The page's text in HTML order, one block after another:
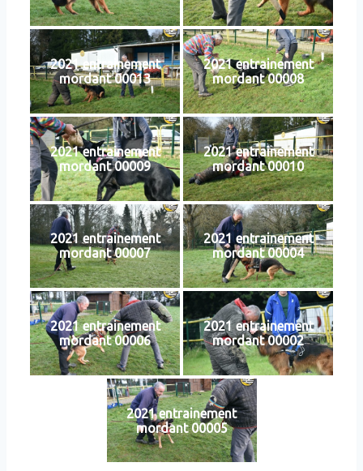
2021 entrainement
mordant 00013
2021 entrainement
mordant 00008
2021 entrainement
mordant 00009
2021 entrainement
mordant 00010
2021 entrainement
mordant 00007
2021 entrainement
mordant 00004
2021 entrainement
mordant 00006
2021 entrainement
mordant 00002
2021 entrainement
mordant 00005